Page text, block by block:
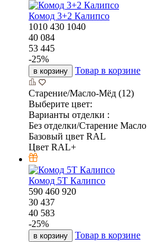
Комод 3+2 Калипсо
1010 430 1040
40 084
53 445
-25%
в корзину Товар в корзине
Старение/Масло-Мёд (12)
Выберите цвет:
Варианты отделки :
Без отделки/Старение Масло
Базовый цвет RAL
Цвет RAL+
Комод 5Т Калипсо
590 460 920
30 437
40 583
-25%
в корзину Товар в корзине